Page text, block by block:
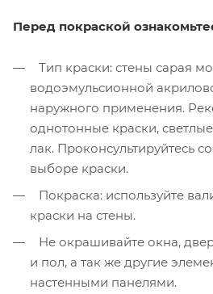
Перед покраской
Тип краски: стены сарая
водоэмульсионной
наружного применения.
однотонные краски,
лак. Проконсультируйтесь
выборе краски.
Покраска: используйте
краски на стены.
Не окрашивайте окна,
и пол, а так же другие
настенными панелями.